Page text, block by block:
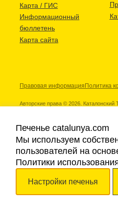
Карта / ГИС
Информационный
бюллетень
Карта сайта
Правовая информация Политика
Авторские права © 2026.
Наши партнеры
Печенье catalunya.com
Мы используем
пользователей на
Политики
Настройки печенья